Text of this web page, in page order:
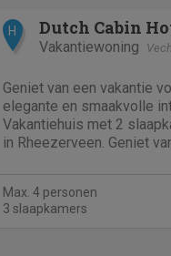
H Dutch Cabin
Vakantiewoning
Geniet van een vakantie
elegante en smaakvolle
Vakantiehuis met 2
in Rheezerveen. Geniet
waard zijn. Heerlijk...
Max. 4 personen
3 slaapkamers